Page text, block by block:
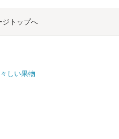
ジトップへ
しい果物